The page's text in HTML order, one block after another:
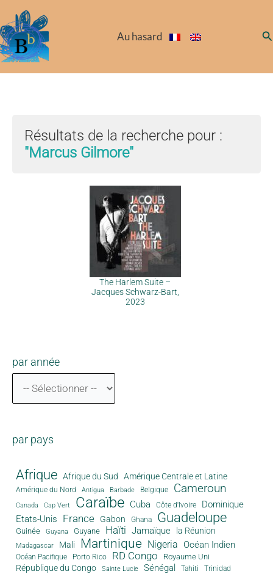
au
contenu
Au hasard
Résultats de la recherche pour :
"Marcus Gilmore"
The Harlem Suite –
Jacques Schwarz-Bart,
2023
par année
par pays
Afrique Afrique du Sud Amérique Centrale et Latine
Amérique du Nord Antigua Barbade Belgique Cameroun
Canada Cap Vert Caraïbe Cuba Côte d'Ivoire
Dominique
Etats-Unis
France Gabon Ghana Guadeloupe
Guinée Guyana Guyane Haïti Jamaïque la Réunion
Madagascar Mali Martinique Nigeria Océan Indien
Océan Pacifique Porto Rico RD Congo Royaume Uni
République du Congo Sainte Lucie Sénégal Tahiti Trinidad